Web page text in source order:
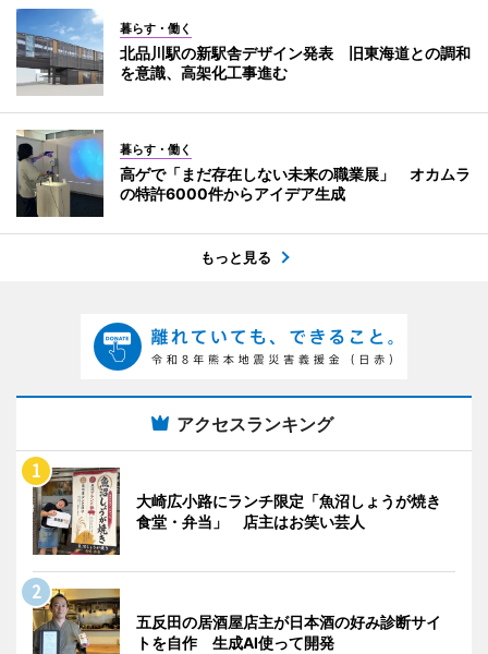
暮らす・働く
北品川駅の新駅舎デザイン発表 旧東海道との調和
を意識、高架化工事進む
暮らす・働く
高ゲで「まだ存在しない未来の職業展」 オカムラ
の特許6000件からアイデア生成
もっと見る
アクセスランキング
大崎広小路にランチ限定「魚沼しょうが焼き
食堂・弁当」 店主はお笑い芸人
五反田の居酒屋店主が日本酒の好み診断サイ
トを自作 生成AI使って開発